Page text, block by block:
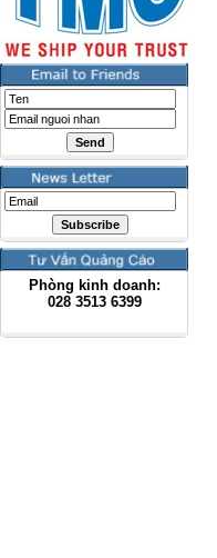
Phòng kinh doanh:
028 3513 6399